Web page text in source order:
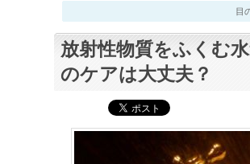
目
放射性物質をふくむ
のケアは大丈夫？